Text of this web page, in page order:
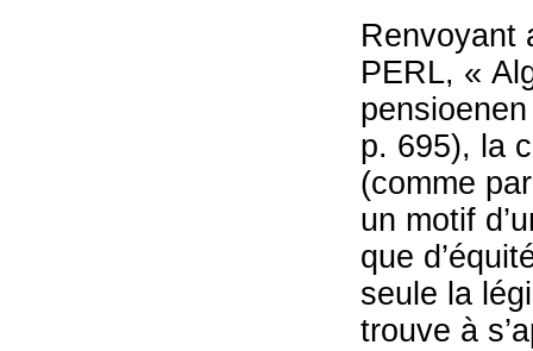
Renvoyant
PERL, «
p. 695), la
(comme
un motif
que
seule la
trouve à